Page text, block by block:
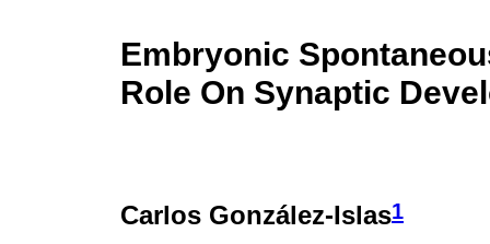
Embryonic
Role On Synaptic
Carlos González-Islas1